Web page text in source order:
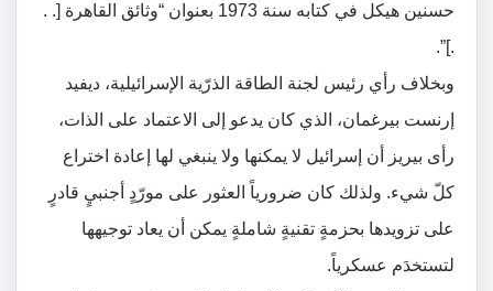
حسنين هيكل في كتابه سنة 1973 بعنوان “وثائق القاهرة [. .
.]”.
وبخلاف رأي رئيس لجنة الطاقة الذرّية الإسرائيلية، ديفيد
إرنست بيرغمان، الذي كان يدعو إلى الاعتماد على الذات،
رأى بيريز أن إسرائيل لا يمكنها ولا ينبغي لها إعادة اختراع
كلّ شيء. ولذلك كان ضرورياً العثور على مورّدٍ أجنبيٍ قادرٍ
على تزويدها بحزمةٍ تقنيةٍ شاملةٍ يمكن أن يعاد توجيهها
لتستخدَم عسكرياً.